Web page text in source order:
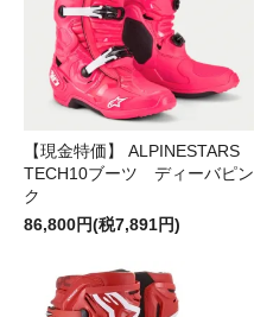
【現金特価】 ALPINESTARS
TECH10ブーツ ディーバピン
ク
86,800円(税7,891円)